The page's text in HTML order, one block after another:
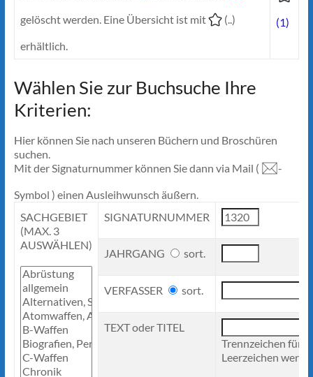
gelöscht werden. Eine Übersicht ist mit
(..)
erhältlich.
(1)
Wählen Sie zur Buchsuche Ihre
Kriterien:
Hier können Sie nach unseren Büchern und Broschüren
suchen.
Mit der Signaturnummer können Sie dann via Mail (
-
Symbol ) einen Ausleihwunsch äußern.
SACHGEBIET
(MAX. 3
AUSWÄHLEN)
SIGNATURNUMMER
JAHRGANG sort.
VERFASSER sort.
TEXT oder TITEL
Trennzeichen für
Leerzeichen